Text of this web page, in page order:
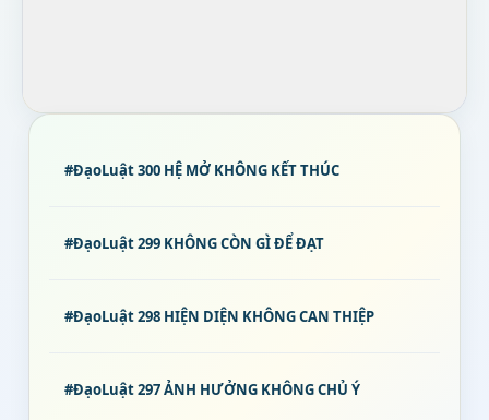
#ĐạoLuật 300 HỆ MỞ KHÔNG KẾT THÚC
#ĐạoLuật 299 KHÔNG CÒN GÌ ĐỂ ĐẠT
#ĐạoLuật 298 HIỆN DIỆN KHÔNG CAN THIỆP
#ĐạoLuật 297 ẢNH HƯỞNG KHÔNG CHỦ Ý